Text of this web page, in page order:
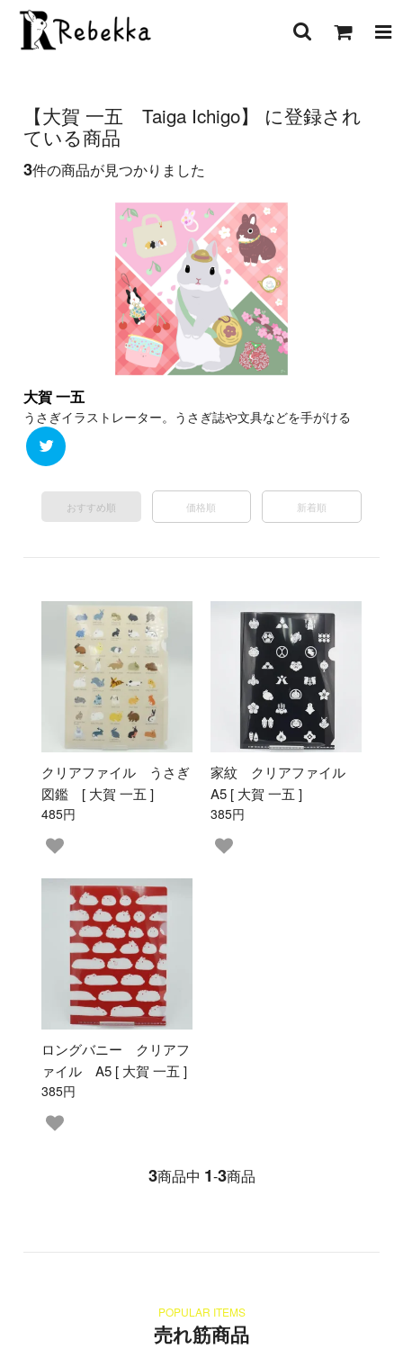
【大賀 一五 Taiga Ichigo】 に登録され
ている商品
3件の商品が見つかりました
大賀 一五
うさぎイラストレーター。うさぎ誌や文具などを手がける
おすすめ順 価格順 新着順
クリアファイル うさぎ
図鑑 [ 大賀 一五 ]
485円
家紋 クリアファイル
A5 [ 大賀 一五 ]
385円
ロングバニー クリアフ
ァイル A5 [ 大賀 一五 ]
385円
3商品中 1-3商品
POPULAR ITEMS
売れ筋商品